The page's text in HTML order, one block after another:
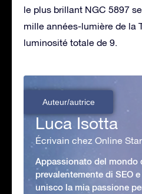
le plus brillant NGC 5897
mille années-lumière de la
luminosité totale de 9.
Auteur/autrice
Luca Isotta
Écrivain chez Online
Appassionato del mondo
prevalentemente di SEO
unisco la mia passione